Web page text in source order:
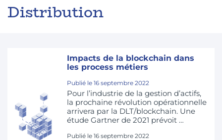
Distribution
Impacts de la blockchain dans
les process métiers
Publié le 16 septembre 2022
Pour l’industrie de la gestion d’actifs,
la prochaine révolution opérationnelle
arrivera par la DLT/blockchain. Une
étude Gartner de 2021 prévoit …
Publié le 16 septembre 2022